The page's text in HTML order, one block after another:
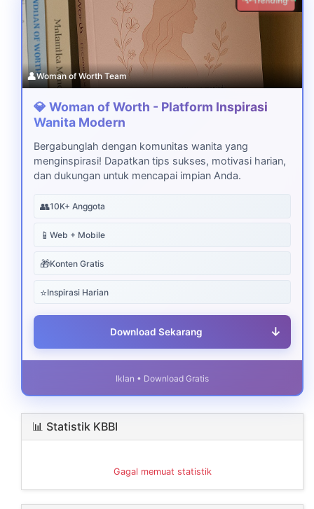
👤Woman of Worth Team
💎 Woman of Worth - Platform Inspirasi
Wanita Modern
Bergabunglah dengan komunitas wanita yang
menginspirasi! Dapatkan tips sukses, motivasi harian,
dan dukungan untuk mencapai impian Anda.
👥10K+ Anggota
📱 Web + Mobile
🎁Konten Gratis
⭐Inspirasi Harian
Download Sekarang ↓
Iklan • Download Gratis
📊 Statistik KBBI
Gagal memuat statistik